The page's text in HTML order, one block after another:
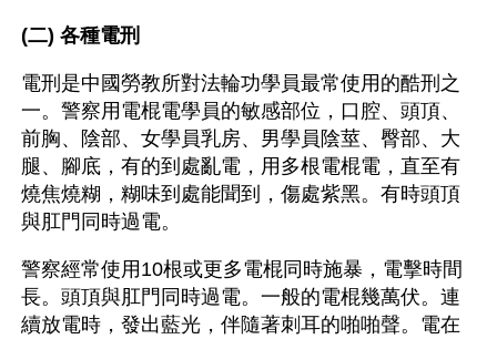
(二) 各種電刑
電刑是中國勞教所對法輪功學員最常使用的酷刑之
一。警察用電棍電學員的敏感部位，口腔、頭頂、
前胸、陰部、女學員乳房、男學員陰莖、臀部、大
腿、腳底，有的到處亂電，用多根電棍電，直至有
燒焦燒糊，糊味到處能聞到，傷處紫黑。有時頭頂
與肛門同時過電。
警察經常使用10根或更多電棍同時施暴，電擊時間
長。頭頂與肛門同時過電。一般的電棍幾萬伏。連
續放電時，發出藍光，伴隨著刺耳的啪啪聲。電在